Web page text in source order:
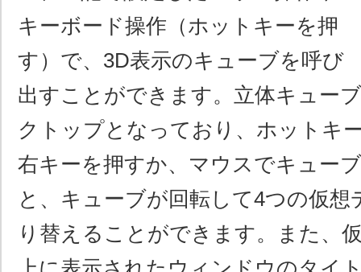
キーボード操作（ホットキーを押
す）で、3D表示のキューブを呼び
出すことができます。立体キュー
クトップとなっており、ホットキ
右キーを押すか、マウスでキュー
と、キューブが回転して4つの仮想
り替えることができます。また、